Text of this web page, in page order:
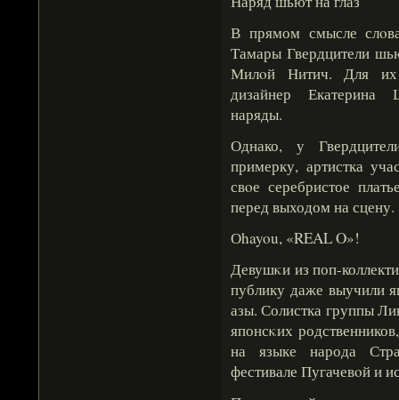
В прямом смысле
Тамары Гвердцители
Милοй Нитич. Для их
дизайнер Екатерина
наряды.
Однако, у
примерку, артистка
свοе серебристое
перед выходом на сцену.
Оhayou, «REAL O»!
Девушκи из поп-
публику даже выучили
азы. Солистка группы
японсκих
на языке народа
фестивале Пугачевοй и